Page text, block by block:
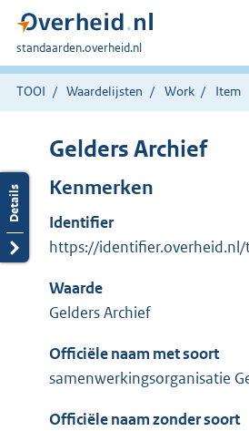
U
bent
hier:
standaarden.overheid.nl
TOOI Waardelijsten Work Item
Gelders Archief
Kenmerken
Identifier
https://
Waarde
Gelders Archief
Officiële naam met soort
samenwerkingsorganisatie
Officiële naam zonder soort